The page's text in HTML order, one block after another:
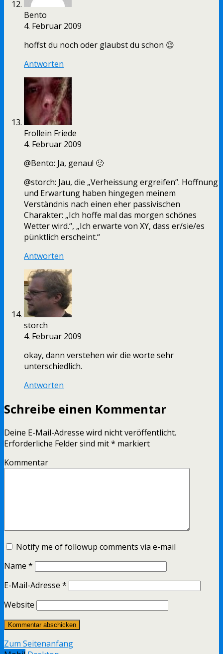
Bento
4. Februar 2009
hoffst du noch oder glaubst du schon 😉
Antworten
Frollein Friede
4. Februar 2009
@Bento: Ja, genau! 🙂
@storch: Jau, die „Verheissung ergreifen“. Hoffnung
und Erwartung haben hingegen meinem
Verständnis nach einen eher passivischen
Charakter: „Ich hoffe mal das morgen schönes
Wetter wird.“, „Ich erwarte von XY, dass er/sie/es
pünktlich erscheint.“
Antworten
storch
4. Februar 2009
okay, dann verstehen wir die worte sehr
unterschiedlich.
Antworten
Schreibe einen Kommentar
Deine E-Mail-Adresse wird nicht veröffentlicht.
Erforderliche Felder sind mit* markiert
Kommentar
Notify me of followup comments via e-mail
Name *
E-Mail-Adresse *
Website
Zum Seitenanfang